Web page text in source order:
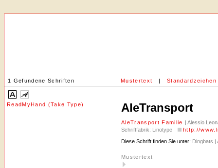
1 Gefundene Schriften Mustertext | Standardzeichen
ReadMyHand (Take Type) AleTransport
AleTransport Familie | Alessio
Schriftfabrik: Linotype
http://
Diese Schrift finden Sie unter: Dingbats |
Mustertext